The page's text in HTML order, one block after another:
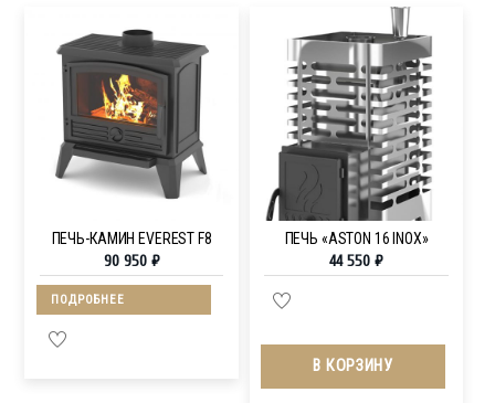
ПЕЧЬ-КАМИН EVEREST F8
90 950 ₽
ПОДРОБНЕЕ
ПЕЧЬ «ASTON 16 INOX»
44 550₽
В КОРЗИНУ